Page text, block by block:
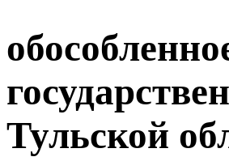
Тульской